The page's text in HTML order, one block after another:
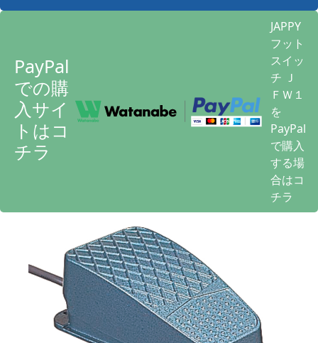
PayPal
での購
入サイ
トはコ
チラ
JAPPY
フット
スイッ
チ Ｊ
ＦＷ１
を
PayPal
で購入
する場
合はコ
チラ